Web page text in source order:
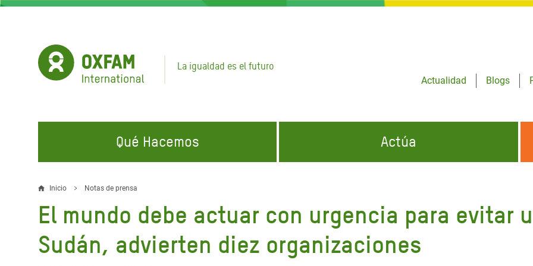
Pasar
La igualdad es el futuro
Actualidad
Blogs
Qué Hacemos
EN QUÉ TRABAJAMOS
Agua y Servicios de
Saneamiento
Alimentación, Crisis Climática,
Gaza Crisis Appeal
Llamamiento por la Crisis en
Líbano
CONÓCENOS
Actúa
ÚNETE A NUESTRAS CAMPAÑAS
Climate Justice
Hands Off Our Spaces
Sobrescribir
enlaces
de
Inicio Notas de prensa
El mundo debe actuar con urgencia para evitar
Sudán, advierten diez organizaciones